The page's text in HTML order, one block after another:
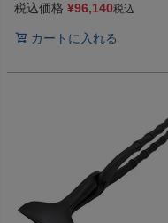
税込価格 ¥96,140税込
カートに入れる